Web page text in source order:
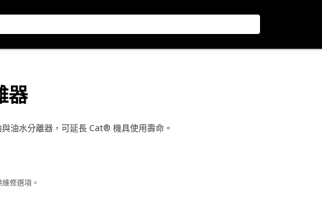
器
油水分離器，可延長 Cat® 機具使用壽命。
修選項。